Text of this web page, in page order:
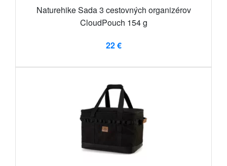
Naturehike Sada 3 cestovných organizérov
CloudPouch 154 g
22 €